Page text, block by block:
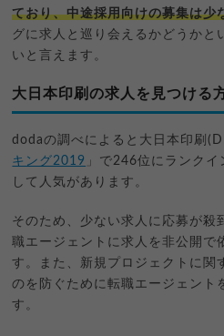
ており、中途採用向けの募集は少
グに求人と巡り会えるかどうかと
いと言えます。
大日本印刷の求人を見つける
dodaの調べによると大日本印刷
キング2019 」で246位にランクイ
して人気があります。
そのため、少ない求人に応募が殺
職エージェントに求人を非公開で
す。また、新規プロジェクトに関
のを防ぐために転職エージェント
す。